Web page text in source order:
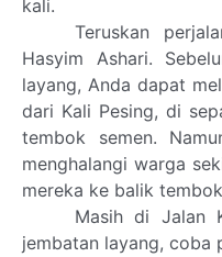
kali.
Teruskan
Hasyim Ashari.
layang, Anda dapat
dari Kali Pesing, di
tembok semen.
menghalangi warga
mereka ke balik
Masih di Jalan
jembatan layang, coba